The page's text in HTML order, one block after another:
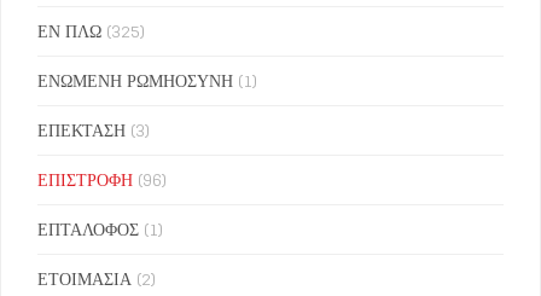
ΕΝ ΠΛΩ (325)
ΕΝΩΜΕΝΗ ΡΩΜΗΟΣΥΝΗ (1)
ΕΠΕΚΤΑΣΗ (3)
ΕΠΙΣΤΡΟΦΗ (96)
ΕΠΤΑΛΟΦΟΣ (1)
ΕΤΟΙΜΑΣΙΑ (2)